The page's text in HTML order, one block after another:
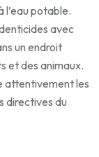
l’eau potable.
avec
un endroit
et des animaux.
attentivement les
directives du